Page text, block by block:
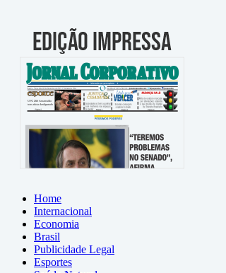
Home
Internacional
Economia
Brasil
Publicidade Legal
Esportes